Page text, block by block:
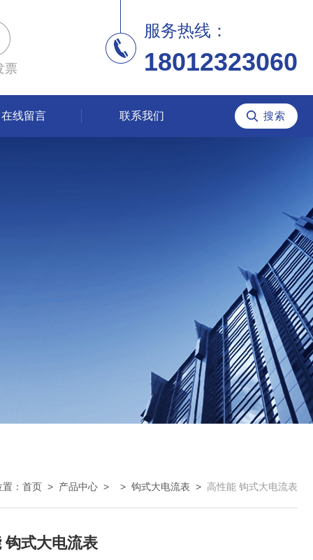
票
服务热线：
18012323060
在线留言 联系我们
： 首页 > 产品中心 > > 钩式大电流表 > 高性能 钩式大电流表
钩式大电流表